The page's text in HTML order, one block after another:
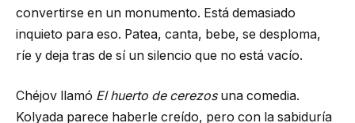
convertirse en un monumento. Está demasiado
inquieto para eso. Patea, canta, bebe, se desploma,
ríe y deja tras de sí un silencio que no está vacío.
Chéjov llamó El huerto de cerezosuna comedia.
Kolyada parece haberle creído, pero con la sabiduría